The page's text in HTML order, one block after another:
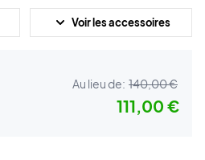
Voir les accessoires
Au lieu de: 140,00 €
111,00 €